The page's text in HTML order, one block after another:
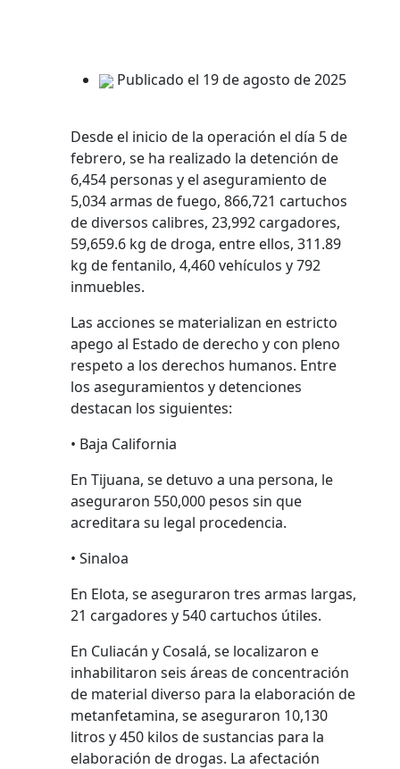
Publicado el 19 de agosto de 2025
Desde el inicio de la operación el día 5 de
febrero, se ha realizado la detención de
6,454 personas y el aseguramiento de
5,034 armas de fuego, 866,721 cartuchos
de diversos calibres, 23,992 cargadores,
59,659.6 kg de droga, entre ellos, 311.89
kg de fentanilo, 4,460 vehículos y 792
inmuebles.
Las acciones se materializan en estricto
apego al Estado de derecho y con pleno
respeto a los derechos humanos. Entre
los aseguramientos y detenciones
destacan los siguientes:
• Baja California
En Tijuana, se detuvo a una persona, le
aseguraron 550,000 pesos sin que
acreditara su legal procedencia.
• Sinaloa
En Elota, se aseguraron tres armas largas,
21 cargadores y 540 cartuchos útiles.
En Culiacán y Cosalá, se localizaron e
inhabilitaron seis áreas de concentración
de material diverso para la elaboración de
metanfetamina, se aseguraron 10,130
litros y 450 kilos de sustancias para la
elaboración de drogas. La afectación